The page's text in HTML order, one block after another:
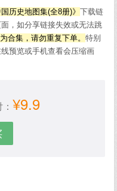
国历史地图集(全8册)》下载链
，如分享链接失效或无法跳
合集，请勿重复下单。特别
预览或手机查看会压缩画
¥9.9